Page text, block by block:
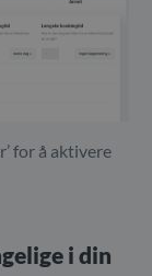
for å aktivere
i din